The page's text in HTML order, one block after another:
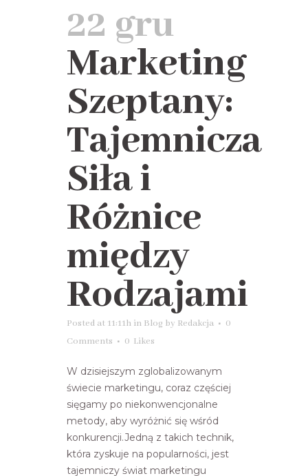
22 gru
Marketing
Szeptany:
Tajemnicza
Siła i
Różnice
między
Rodzajami
Posted at 11:11h in Blog by Redakcja
0
Comments
0 Likes
W dzisiejszym zglobalizowanym
świecie marketingu, coraz częściej
sięgamy po niekonwencjonalne
metody, aby wyróżnić się wśród
konkurencji.Jedną z takich technik,
która zyskuje na popularności, jest
tajemniczy świat marketingu